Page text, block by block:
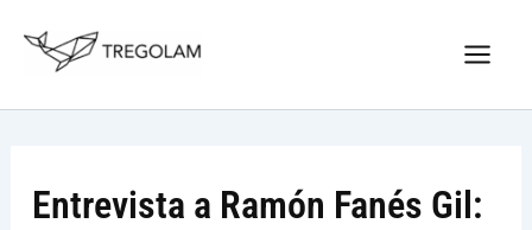
Entrevista a Ramón Fanés Gil: